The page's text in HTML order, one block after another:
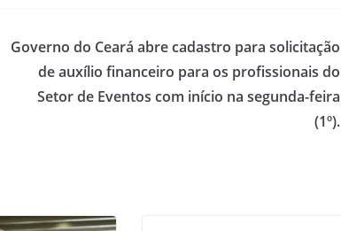
Governo do Ceará abre cadastro para solicitação
de auxílio financeiro para os profissionais do
Setor de Eventos com início na segunda-feira
(1º).